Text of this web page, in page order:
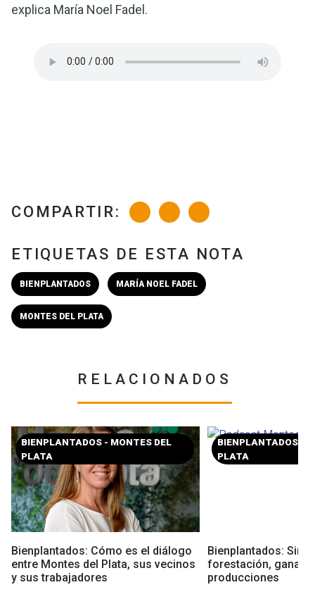
explica María Noel Fadel.
COMPARTIR:
ETIQUETAS DE ESTA NOTA
BIENPLANTADOS MARÍA NOEL FADEL
MONTES DEL PLATA
RELACIONADOS
BIENPLANTADOS - MONTES DEL
PLATA
Bienplantados: Cómo es el diálogo
entre Montes del Plata, sus vecinos
y sus trabajadores
BIENPLANTADOS -
PLATA
Bienplantados:
forestación,
producciones